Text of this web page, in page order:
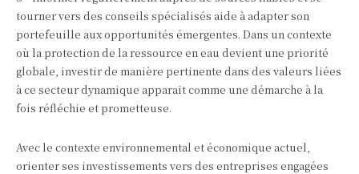
tourner vers des conseils spécialisés aide à adapter son
portefeuille aux opportunités émergentes. Dans un contexte
où la protection de la ressource en eau devient une priorité
globale, investir de manière pertinente dans des valeurs liées
à ce secteur dynamique apparaît comme une démarche à la
fois réfléchie et prometteuse.
Avec le contexte environnemental et économique actuel,
orienter ses investissements vers des entreprises engagées